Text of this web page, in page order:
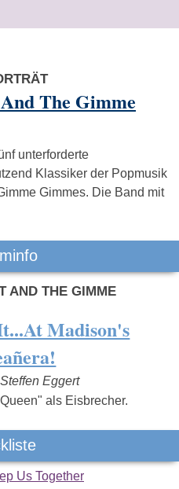
The Gimme
unterforderte
Klassiker der Popmusik
Gimmes. Die Band mit
AND THE GIMME
Madison's
Eggert
als Eisbrecher.
Us Together